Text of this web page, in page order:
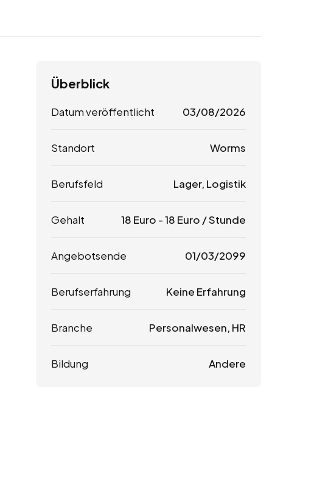
Überblick
Datum veröffentlicht 03/08/2026
Standort Worms
Berufsfeld Lager, Logistik
Gehalt 18 Euro -18 Euro / Stunde
Angebotsende 01/03/2099
Berufserfahrung Keine Erfahrung
Branche Personalwesen, HR
Bildung Andere